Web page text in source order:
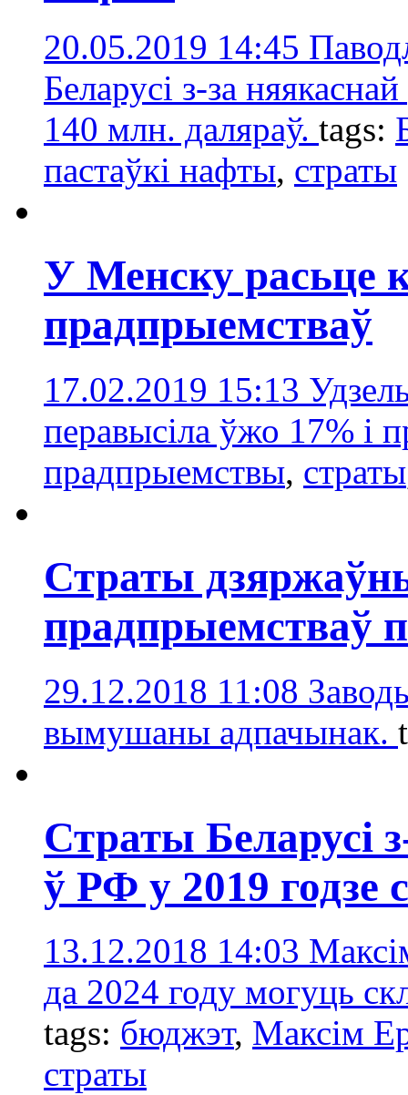
20.05.2019 14:45
Беларусі з-за
140 млн. даляраў. tags:
пастаўкі нафты, страты
У Менску расьце
прадпрыемстваў
17.02.2019 15:13
перавысіла ўжо 17% і
прадпрыемствы, страты
Страты
прадпрыемстваў
29.12.2018 11:08
вымушаны адпачынак.
Страты Беларусі
ў РФ у 2019 годзе
13.12.2018 14:03
да 2024 году могуць
tags: бюджэт, Максім
страты